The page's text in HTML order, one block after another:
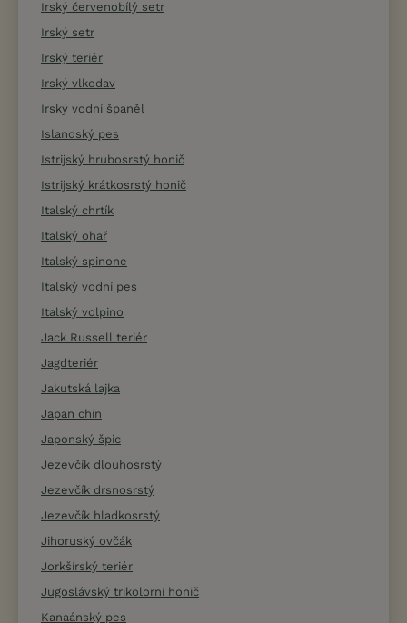
Irský červenobílý setr
Irský setr
Irský teriér
Irský vlkodav
Irský vodní španěl
Islandský pes
Istrijský hrubosrstý honič
Istrijský krátkosrstý honič
Italský chrtík
Italský ohař
Italský spinone
Italský vodní pes
Italský volpino
Jack Russell teriér
Jagdteriér
Jakutská lajka
Japan chin
Japonský špic
Jezevčík dlouhosrstý
Jezevčík drsnosrstý
Jezevčík hladkosrstý
Jihoruský ovčák
Jorkšírský teriér
Jugoslávský trikolorní honič
Kanaánský pes